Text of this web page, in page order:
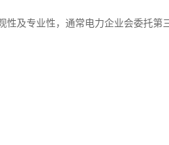
性及专业性 ， 通常电力企业会委托第